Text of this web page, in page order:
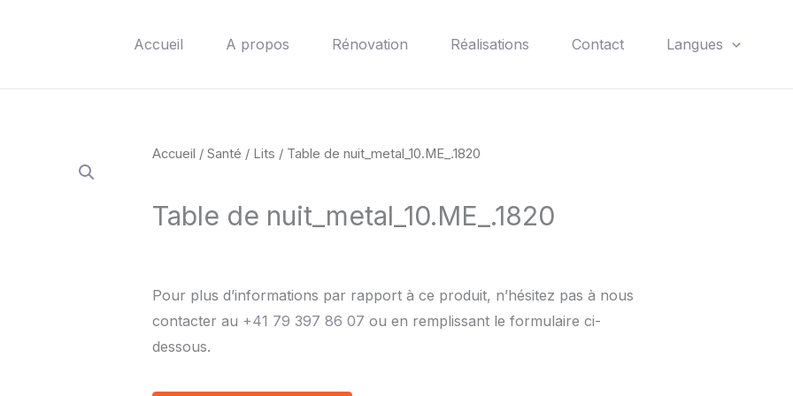
Accueil A propos Rénovation Réalisations Contact Langues
Accueil / Santé / Lits / Table de nuit_metal_10.ME_.1820
Table de nuit_metal_10.ME_.1820
Pour plus d’informations par rapport à ce produit, n’hésitez pas à nous
contacter au +41 79 397 86 07 ou en remplissant le formulaire ci-
dessous.